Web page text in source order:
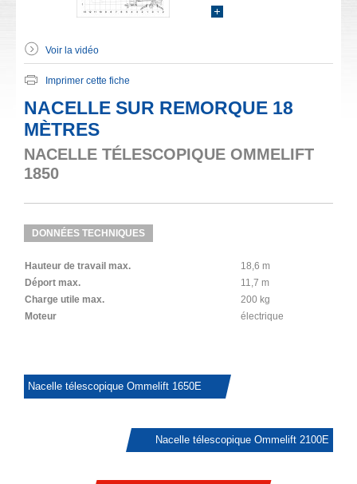
Voir la vidéo
Imprimer cette fiche
NACELLE SUR REMORQUE 18
MÈTRES
NACELLE TÉLESCOPIQUE OMMELIFT
1850
DONNÉES TECHNIQUES
Hauteur de travail max.
18,6 m
Déport max.
11,7 m
Charge utile max.
200 kg
Moteur
électrique
Nacelle télescopique Ommelift 1650E
Nacelle télescopique Ommelift 2100E